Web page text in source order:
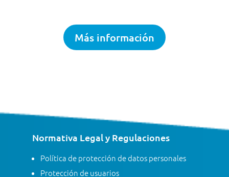
Más información
Normativa Legal y Regulaciones
Política de protección de datos personales
Protección de usuarios